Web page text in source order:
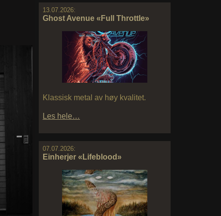
13.07.2026:
Ghost Avenue «Full Throttle»
Klassisk metal av høy kvalitet.
Les hele…
07.07.2026:
Einherjer «Lifeblood»